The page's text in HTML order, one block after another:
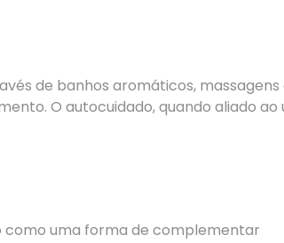
de banhos aromáticos, massagens
O autocuidado, quando aliado ao
como uma forma de complementar